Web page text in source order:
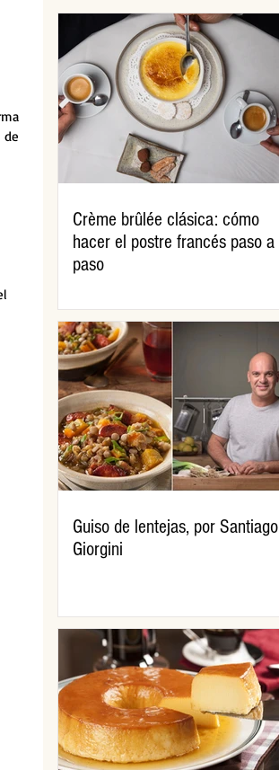
de
Crème brûlée clásica: cómo
hacer el postre francés paso a
paso
Guiso de lentejas, por Santiago
Giorgini